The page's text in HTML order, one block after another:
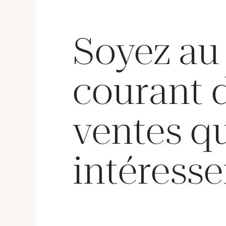
Soyez au
courant
ventes